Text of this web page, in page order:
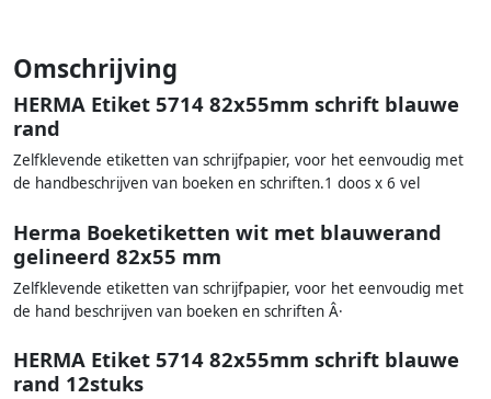
Omschrijving
HERMA Etiket 5714 82x55mm schrift blauwe
rand
Zelfklevende etiketten van schrijfpapier, voor het eenvoudig met
de handbeschrijven van boeken en schriften.1 doos x 6 vel
Herma Boeketiketten wit met blauwerand
gelineerd 82x55 mm
Zelfklevende etiketten van schrijfpapier, voor het eenvoudig met
de hand beschrijven van boeken en schriften Â·
HERMA Etiket 5714 82x55mm schrift blauwe
rand 12stuks